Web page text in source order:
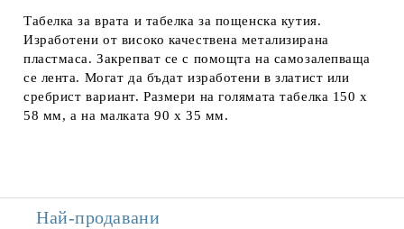
Табелка за врата и табелка за пощенска кутия.
Изработени от високо качествена метализирана
пластмаса. Закрепват се с помощта на самозалепваща
се лента. Могат да бъдат изработени в златист или
сребрист вариант. Размери на голямата табелка 150 х
58 мм, а на малката 90 х 35 мм.
Най-продавани